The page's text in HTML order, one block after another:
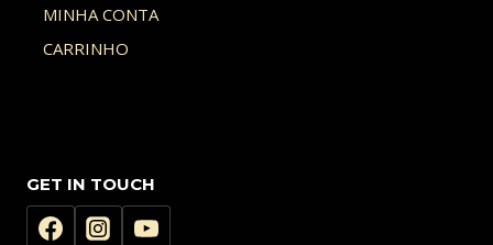
MINHA CONTA
CARRINHO
GET IN TOUCH